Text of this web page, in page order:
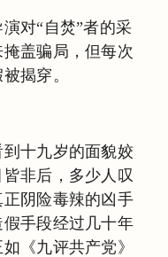
对“自焚”者的采
盖骗局，但每次
揭穿。
十九岁的面貌姣
非后，多少人叹
阴险毒辣的凶手
手段经过几十年
《九评共产党》